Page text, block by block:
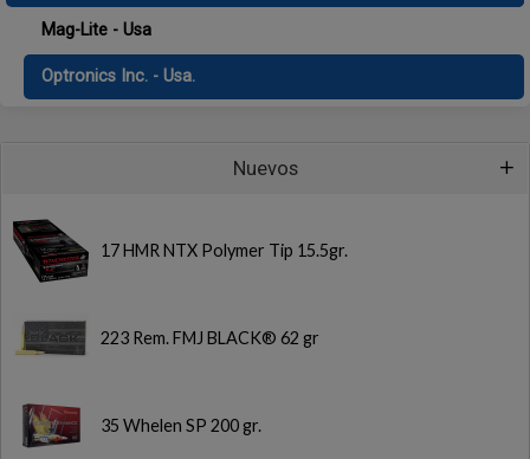
Mag-Lite - Usa
Optronics Inc. - Usa.
Nuevos
17 HMR NTX Polymer Tip 15.5gr.
223 Rem. FMJ BLACK® 62 gr
35 Whelen SP 200 gr.